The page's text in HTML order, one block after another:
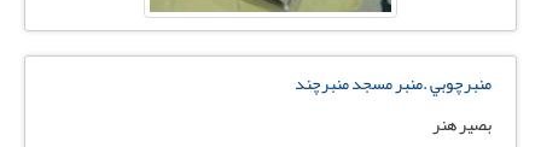
منبرچوبي .منبر مسجد منبرچند
بصير هنر